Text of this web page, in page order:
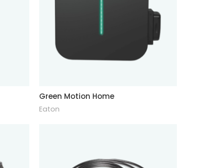
Green Motion Home
Eaton